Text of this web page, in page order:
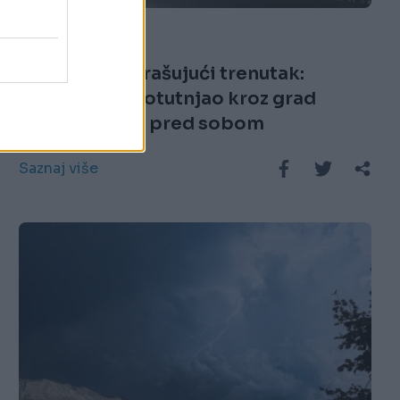
08.07.26. 09:32
Snimljen zastrašujući trenutak:
Tornado je protutnjao kroz grad
razarajući sve pred sobom
Saznaj više